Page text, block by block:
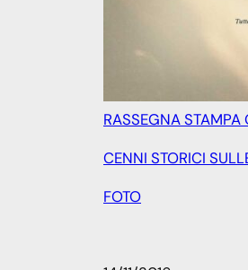
RASSEGNA
CENNI STORICI
FOTO